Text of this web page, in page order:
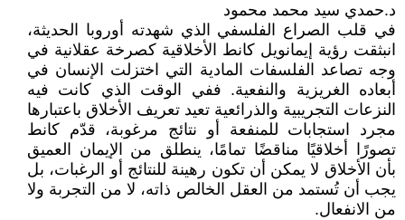
د.حمدي سيد محمد محمود
في قلب الصراع الفلسفي الذي شهدته أوروبا الحديثة،
انبثقت رؤية إيمانويل كانط الأخلاقية كصرخة عقلانية في
وجه تصاعد الفلسفات المادية التي اختزلت الإنسان في
أبعاده الغريزية والنفعية. ففي الوقت الذي كانت فيه
النزعات التجريبية والذرائعية تعيد تعريف الأخلاق باعتبارها
مجرد استجابات للمنفعة أو نتائج مرغوبة، قدّم كانط
تصورًا أخلاقيًا مناقضًا تمامًا، ينطلق من الإيمان العميق
بأن الأخلاق لا يمكن أن تكون رهينة للنتائج أو الرغبات، بل
يجب أن تُستمد من العقل الخالص ذاته، لا من التجربة ولا
من الانفعال.